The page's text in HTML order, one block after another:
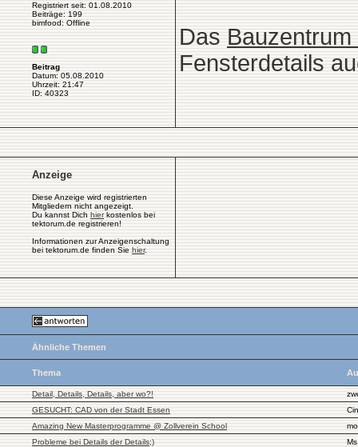
Registriert seit: 01.08.2010
Beiträge: 199
bimfood: Offline
Beitrag
Datum: 05.08.2010
Uhrzeit: 21:47
ID: 40323
Das
Fensterdetails
Anzeige
Diese Anzeige wird registrierten
Mitgliedern nicht angezeigt.
Du kannst Dich hierkostenlos bei
tektorum.de registrieren!
Informationen zur Anzeigenschaltung
bei tektorum.de finden Sie hier.
Ähnliche Themen
Thema
Detail, Details, Details, aber wo?!
GESUCHT: CAD von der Stadt Essen
Amazing New Masterprogramme @ Zollverein School
Probleme bei Details der Details;)